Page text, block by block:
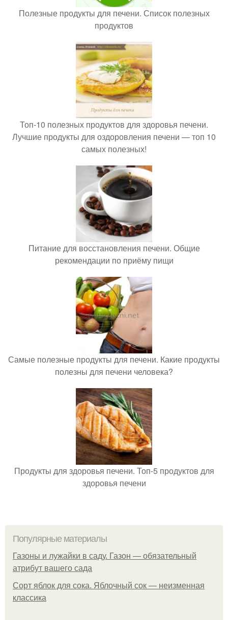
Полезные продукты для печени. Список полезных
продуктов
Топ-10 полезных продуктов для здоровья печени.
Лучшие продукты для оздоровления печени — топ 10
самых полезных!
Питание для восстановления печени. Общие
рекомендации по приёму пищи
Самые полезные продукты для печени. Какие продукты
полезны для печени человека?
Продукты для здоровья печени. Топ-5 продуктов для
здоровья печени
Популярные материалы
Газоны и лужайки в саду. Газон — обязательный
атрибут вашего сада
Сорт яблок для сока. Яблочный сок — неизменная
классика